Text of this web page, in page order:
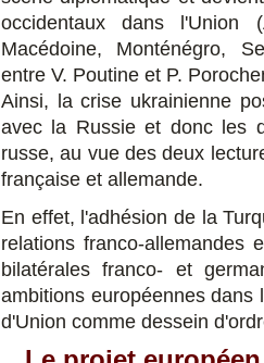
occidentaux dans l'Union
Macédoine, Monténégro,
entre V. Poutine et P.
Ainsi, la crise ukrainienne
avec la Russie et donc les
russe, au vue des deux
française et allemande.
En effet, l'adhésion de la
relations franco-allemandes
bilatérales franco- et
ambitions européennes dans
d'Union comme dessein